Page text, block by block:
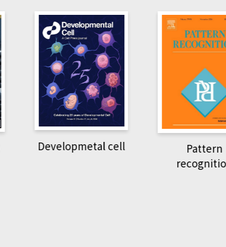
Pattern
National
Geographic